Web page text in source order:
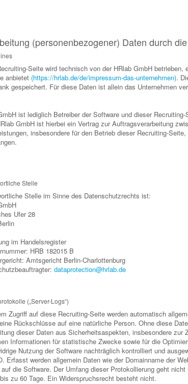
(personenbezogener) Daten durch
Seite wird technisch von der HRlab GmbH
anbietet (https://hrlab.de/de/impressum-das-unternehmen).
gespeichert. Für diese Daten ist allein das Unternehmen
ist lediglich Betreiber der Software und dieser
GmbH ist hierbei ein Vertrag zur Auftragsverarbeitung
insbesondere für den Betrieb dieser Recruiting-
Stelle
Stelle im Sinne des Datenschutzrechts ist:
Ufer 28
im Handelsregister
HRB 182015 B
Amtsgericht Berlin-Charlottenburg
dataprotection@hrlab.de
(„Server-Logs“)
Zugriff auf diese Recruiting-Seite werden automatisch
Rückschlüsse auf eine natürliche Person. Ohne diese
dieser Daten aus Sicherheitsaspekten, insbesondere
Informationen für statistische Zwecke sowie für die
Nutzung der Software nachträglich kontrolliert und
Erfasst werden allgemein Daten wie der Domainname der
die Software. Der Umfang dieser Protokollierung geht
zu 60 Tage. Ein Widerspruchsrecht besteht nicht.